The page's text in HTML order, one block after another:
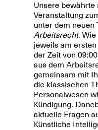
Unsere
Veranstaltung
unter dem neuen
Arbeitsrecht.
jeweils am
der Zeit von
aus dem
gemeinsam mit
die klassischen
Personalwesen
Kündigung.
aktuelle Fragen
Künstliche